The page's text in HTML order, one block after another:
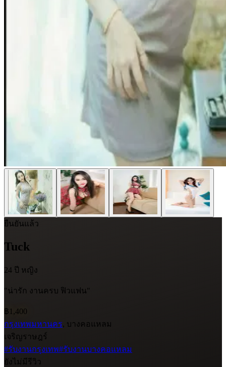
ยืนยันแล้ว
Tuck
24 ปี หญิง
"น่ารัก งานครบ ฟิวแฟน"
฿1,400
กรุงเทพมหานคร, บางคอแหลม
เจริญราษฎร์
#รับงานกรุงเทพ#รับงานบางคอแหลม
ยังไม่มีรีวิว